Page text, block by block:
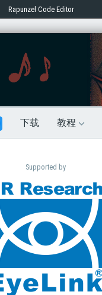
Rapunzel Code Editor
下载 教程
Supported by